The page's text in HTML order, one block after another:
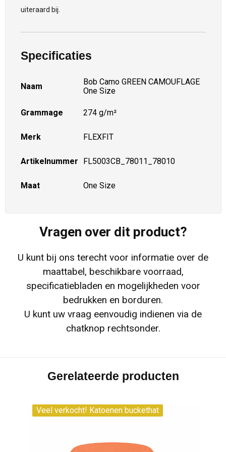
uiteraard bij.
Specificaties
Naam
Bob Camo GREEN CAMOUFLAGE
One Size
Grammage 274 g/m²
Merk FLEXFIT
Artikelnummer FL5003CB_78011_78010
Maat One Size
Vragen over dit product?
U kunt bij ons terecht voor informatie over de
maattabel, beschikbare voorraad,
specificatiebladen en mogelijkheden voor
bedrukken en borduren.
U kunt uw vraag eenvoudig indienen via de
chatknop rechtsonder.
Gerelateerde producten
Veel verkocht! Katoenen buckethat